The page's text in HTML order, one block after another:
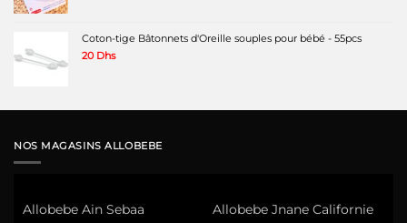
Coton-tige Bâtonnets d'Oreille souples pour bébé - 55pcs
20 Dhs
NOS MAGASINS ALLOBEBE
Allobebe Ain Sebaa Allobebe Jnane Californie